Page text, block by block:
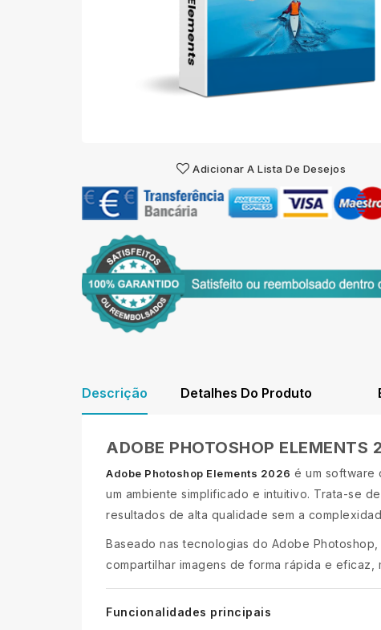
Adicionar A Lista De Desejos
Descrição Detalhes Do Produto
ADOBE PHOTOSHOP ELEMENTS
Adobe Photoshop Elements 2026 é um software
um ambiente simplificado e intuitivo. Trata-se
resultados de alta qualidade sem a
Baseado nas tecnologias do Adobe
compartilhar imagens de forma rápida e eficaz,
Funcionalidades principais